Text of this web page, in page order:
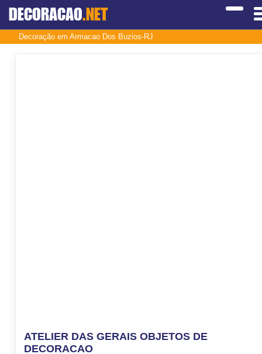
DECORACAO.NET
Decoração em Armacao Dos Buzios-RJ
ATELIER DAS GERAIS OBJETOS DE
DECORACAO